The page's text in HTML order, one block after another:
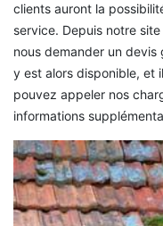
clients auront la
service. Depuis notre
nous demander un
y est alors disponible, et
pouvez appeler nos
informations